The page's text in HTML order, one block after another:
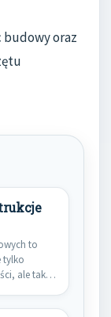
oraz
to
tylko
ale także